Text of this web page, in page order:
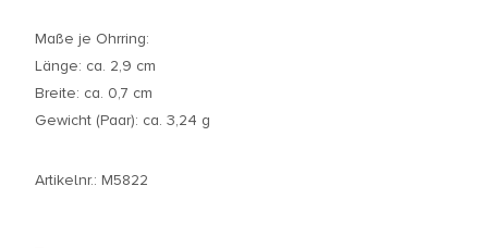
Maße je Ohrring:
Länge: ca. 2,9 cm
Breite: ca. 0,7 cm
Gewicht (Paar): ca. 3,24 g
Artikelnr.: M5822